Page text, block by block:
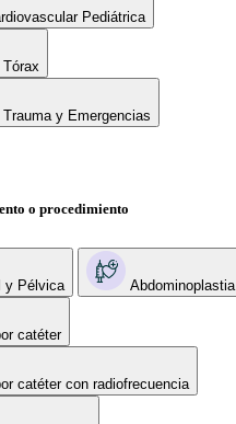
Pediátrica
y Emergencias
o procedimiento
y Pélvica Abdominoplastia
catéter
catéter con radiofrecuencia